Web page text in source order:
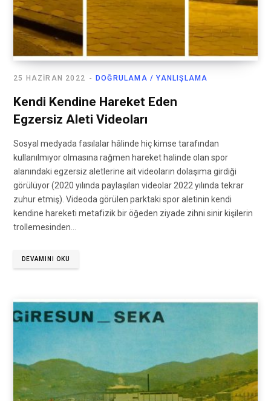
DOĞRULAMA / YANLIŞLAMA
25 HAZIRAN 2022
Kendi Kendine Hareket Eden
Egzersiz Aleti Videoları
Sosyal medyada fasılalar hâlinde hiç kimse tarafından
kullanılmıyor olmasına rağmen hareket halinde olan spor
alanındaki egzersiz aletlerine ait videoların dolaşıma girdiği
görülüyor (2020 yılında paylaşılan videolar 2022 yılında tekrar
zuhur etmiş). Videoda görülen parktaki spor aletinin kendi
kendine hareketi metafizik bir öğeden ziyade zihni sinir kişilerin
trollemesinden…
DEVAMINI OKU